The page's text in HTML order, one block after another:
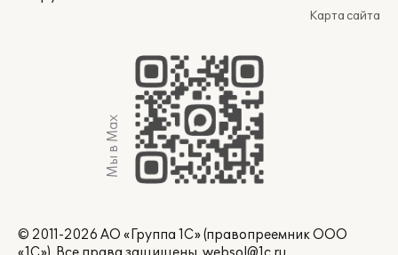
Карта сайта
Мы в Max
© 2011-2026 АО «Группа 1С» (правопреемник ООО